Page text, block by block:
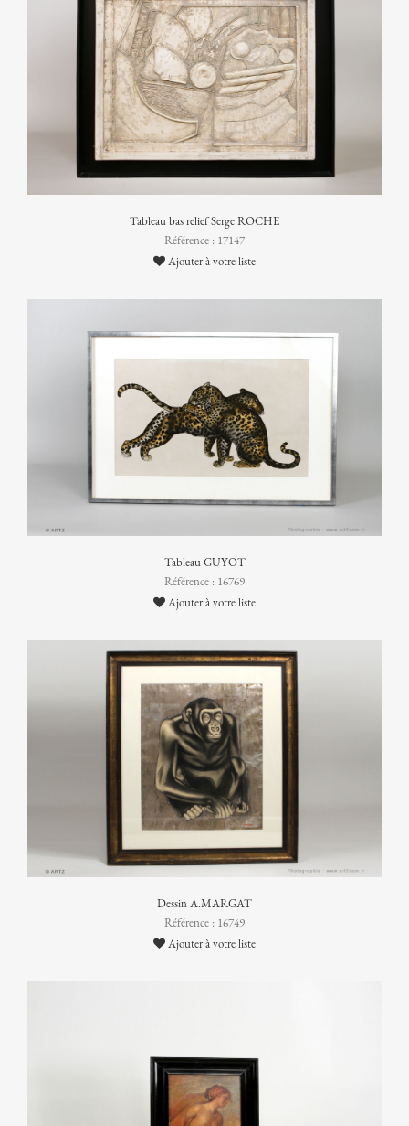
Tableau bas relief Serge ROCHE
Référence : 17147
Ajouter à votre liste
Tableau GUYOT
Référence : 16769
Ajouter à votre liste
Dessin A.MARGAT
Référence : 16749
Ajouter à votre liste